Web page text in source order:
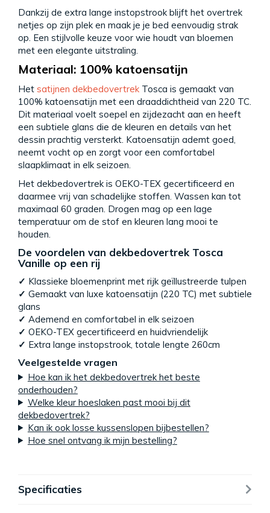
Dankzij de extra lange instopstrook blijft het overtrek
netjes op zijn plek en maak je je bed eenvoudig strak
op. Een stijlvolle keuze voor wie houdt van bloemen
met een elegante uitstraling.
Materiaal: 100% katoensatijn
Het satijnen dekbedovertrek Tosca is gemaakt van
100% katoensatijn met een draaddichtheid van 220 TC.
Dit materiaal voelt soepel en zijdezacht aan en heeft
een subtiele glans die de kleuren en details van het
dessin prachtig versterkt. Katoensatijn ademt goed,
neemt vocht op en zorgt voor een comfortabel
slaapklimaat in elk seizoen.
Het dekbedovertrek is OEKO-TEX gecertificeerd en
daarmee vrij van schadelijke stoffen. Wassen kan tot
maximaal 60 graden. Drogen mag op een lage
temperatuur om de stof en kleuren lang mooi te
houden.
De voordelen van dekbedovertrek Tosca
Vanille op een rij
✓ Klassieke bloemenprint met rijk geïllustreerde tulpen
✓ Gemaakt van luxe katoensatijn (220 TC) met subtiele
glans
✓ Ademend en comfortabel in elk seizoen
✓ OEKO-TEX gecertificeerd en huidvriendelijk
✓ Extra lange instopstrook, totale lengte 260cm
Veelgestelde vragen
Hoe kan ik het dekbedovertrek het beste
onderhouden?
Welke kleur hoeslaken past mooi bij dit
dekbedovertrek?
Kan ik ook losse kussenslopen bijbestellen?
Hoe snel ontvang ik mijn bestelling?
Specificaties